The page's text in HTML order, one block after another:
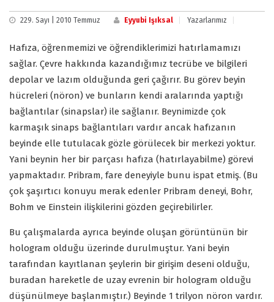
229. Sayı | 2010 Temmuz Eyyubi Işıksal Yazarlarımız
Hafıza, öğrenmemizi ve öğrendiklerimizi hatırlamamızı
sağlar. Çevre hakkında kazandığımız tecrübe ve bilgileri
depolar ve lazım olduğunda geri çağırır. Bu görev beyin
hücreleri (nöron) ve bunların kendi aralarında yaptığı
bağlantılar (sinapslar) ile sağlanır. Beynimizde çok
karmaşık sinaps bağlantıları vardır ancak hafızanın
beyinde elle tutulacak gözle görülecek bir merkezi yoktur.
Yani beynin her bir parçası hafıza (hatırlayabilme) görevi
yapmaktadır. Pribram, fare deneyiyle bunu ispat etmiş. (Bu
çok şaşırtıcı konuyu merak edenler Pribram deneyi, Bohr,
Bohm ve Einstein ilişkilerini gözden geçirebilirler.
Bu çalışmalarda ayrıca beyinde oluşan görüntünün bir
hologram olduğu üzerinde durulmuştur. Yani beyin
tarafından kayıtlanan şeylerin bir girişim deseni olduğu,
buradan hareketle de uzay evrenin bir hologram olduğu
düşünülmeye başlanmıştır.) Beyinde 1 trilyon nöron vardır.